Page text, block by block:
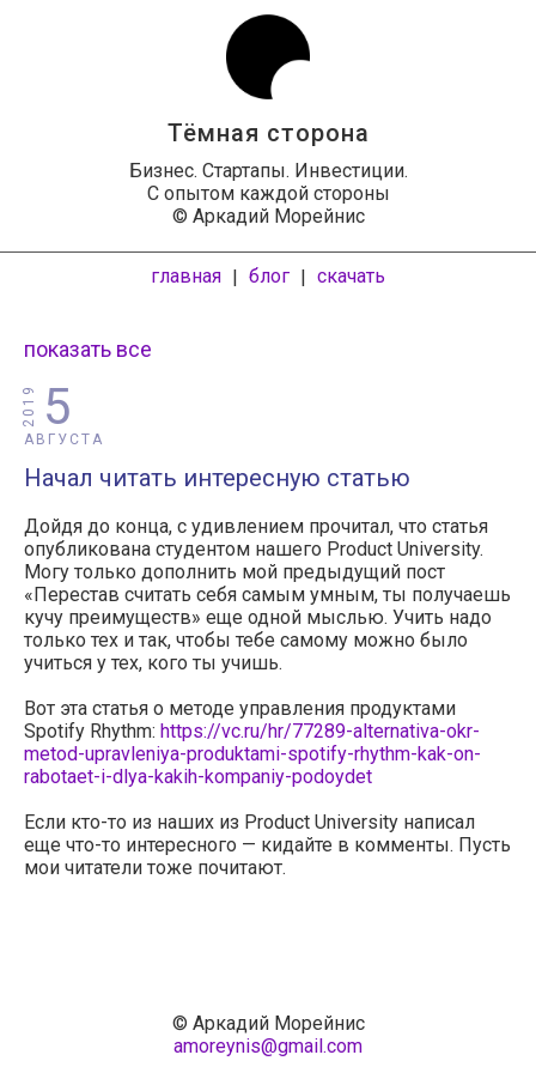
Тёмная сторона
Бизнес. Стартапы. Инвестиции.
С опытом каждой стороны
© Аркадий Морейнис
главная | блог | скачать
показать все
5
АВГУСТА
2019
Начал читать интересную статью
Дойдя до конца, с удивлением прочитал, что статья
опубликована студентом нашего Product University.
Могу только дополнить мой предыдущий пост
«Перестав считать себя самым умным, ты получаешь
кучу преимуществ» еще одной мыслью. Учить надо
только тех и так, чтобы тебе самому можно было
учиться у тех, кого ты учишь.
Вот эта статья о методе управления продуктами
Spotify Rhythm: https://vc.ru/hr/77289-alternativa-okr-
metod-upravleniya-produktami-spotify-rhythm-kak-on-
rabotaet-i-dlya-kakih-kompaniy-podoydet
Если кто-то из наших из Product University написал
еще что-то интересного — кидайте в комменты. Пусть
мои читатели тоже почитают.
© Аркадий Морейнис
amoreynis@gmail.com